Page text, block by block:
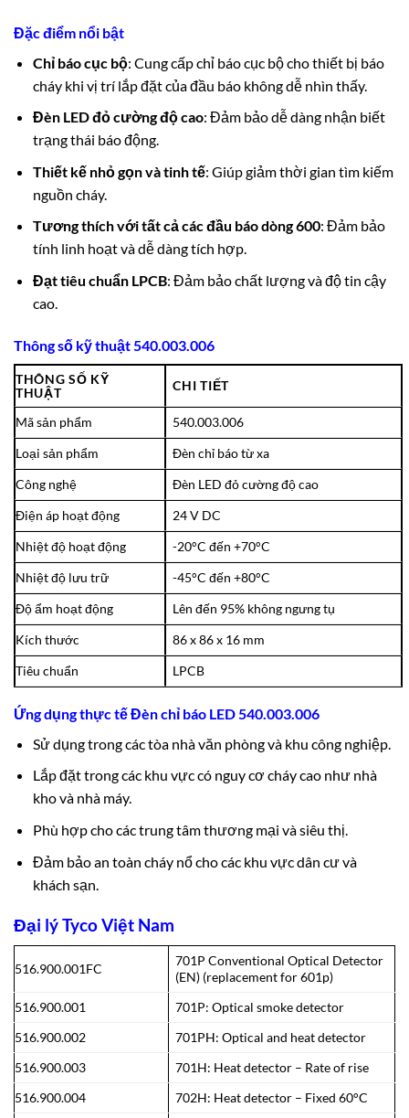
Đặc điểm nổi bật
Chỉ báo cục bộ: Cung cấp chỉ báo cục bộ cho thiết bị báo
cháy khi vị trí lắp đặt của đầu báo không dễ nhìn thấy.
Đèn LED đỏ cường độ cao: Đảm bảo dễ dàng nhận biết
trạng thái báo động.
Thiết kế nhỏ gọn và tinh tế: Giúp giảm thời gian tìm kiếm
nguồn cháy.
Tương thích với tất cả các đầu báo dòng 600: Đảm bảo
tính linh hoạt và dễ dàng tích hợp.
Đạt tiêu chuẩn LPCB: Đảm bảo chất lượng và độ tin cậy
cao.
Thông số kỹ thuật 540.003.006
THÔNG SỐ KỸ
THUẬT
CHI TIẾT
Mã sản phẩm
540.003.006
Loại sản phẩm
Đèn chỉ báo từ xa
Công nghệ
Đèn LED đỏ cường độ cao
Điện áp hoạt động
24 V DC
Nhiệt độ hoạt động
-20°C đến +70°C
Nhiệt độ lưu trữ
-45°C đến +80°C
Độ ẩm hoạt động
Lên đến 95% không ngưng tụ
Kích thước
86 x 86 x 16 mm
Tiêu chuẩn
LPCB
Ứng dụng thực tế Đèn chỉ báo LED 540.003.006
Sử dụng trong các tòa nhà văn phòng và khu công nghiệp.
Lắp đặt trong các khu vực có nguy cơ cháy cao như nhà
kho và nhà máy.
Phù hợp cho các trung tâm thương mại và siêu thị.
Đảm bảo an toàn cháy nổ cho các khu vực dân cư và
khách sạn.
Đại lý Tyco Việt Nam
516.900.001FC
701P Conventional Optical Detector
(EN) (replacement for 601p)
516.900.001
701P: Optical smoke detector
516.900.002
701PH: Optical and heat detector
516.900.003
701H: Heat detector – Rate of rise
516.900.004
702H: Heat detector – Fixed 60°C